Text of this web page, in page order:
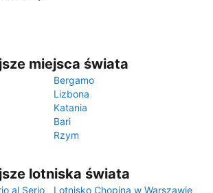
miejsca świata
Bergamo
Lizbona
Katania
Bari
Rzym
lotniska świata
al Serio Lotnisko Chopina w Warszawie